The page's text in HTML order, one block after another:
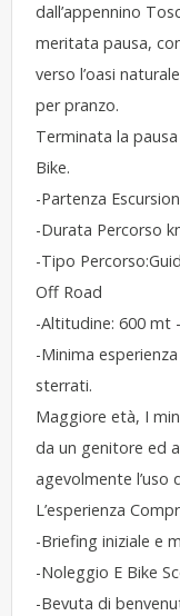
dall’appennino
meritata pausa,
verso l’oasi
per pranzo.
Terminata la
Bike.
-Partenza
-Durata Percorso
-Tipo
Off Road
-Altitudine: 600 mt
-Minima
sterrati.
Maggiore età, I
da un genitore ed
agevolmente l’uso
​​L’esperienza
-Briefing iniziale e
-Noleggio E Bike
-Bevuta di